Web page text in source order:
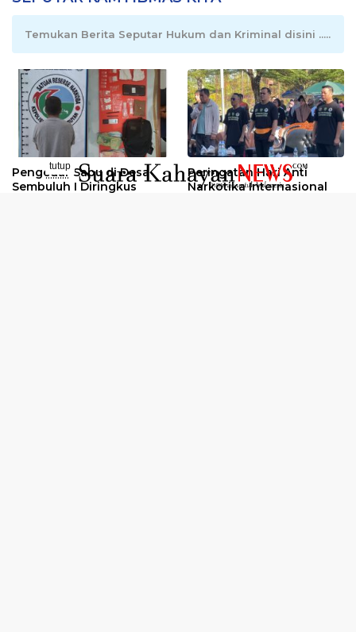
Temukan Berita Seputar Hukum dan Kriminal disini .....
Pengedar Sabu di Desa
Sembuluh I Diringkus
Peringatan Hari Anti
Narkotika Internasional
tutup
..........